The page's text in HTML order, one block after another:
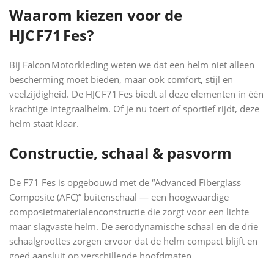
Waarom kiezen voor de
HJC F71 Fes?
Bij Falcon Motorkleding weten we dat een helm niet alleen
bescherming moet bieden, maar ook comfort, stijl en
veelzijdigheid. De HJC F71 Fes biedt al deze elementen in één
krachtige integraalhelm. Of je nu toert of sportief rijdt, deze
helm staat klaar.
Constructie, schaal & pasvorm
De F71 Fes is opgebouwd met de “Advanced Fiberglass
Composite (AFC)” buitenschaal — een hoogwaardige
composietmaterialenconstructie die zorgt voor een lichte
maar slagvaste helm. De aerodynamische schaal en de drie
schaalgroottes zorgen ervoor dat de helm compact blijft en
goed aansluit op verschillende hoofd­maten.